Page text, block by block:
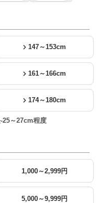
147～153cm
161～166cm
174～180cm
～27cm程度
1,000～2,999円
5,000～9,999円